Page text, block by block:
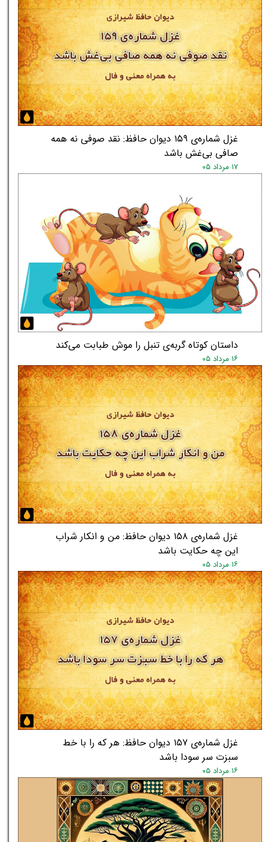
★
غزل شماره‌ی ۱۵۹ دیوان حافظ: نقد صوفی نه همه
صافی بی‌غش باشد
۱۷ مرداد ۰۵
داستان کوتاه گربه‌ی تنبل را موش طبابت می‌کند
۱۶ مرداد ۰۵
غزل شماره‌ی ۱۵۸ دیوان حافظ: من و انکار شراب
این چه حکایت باشد
۱۶ مرداد ۰۵
غزل شماره‌ی ۱۵۷ دیوان حافظ: هر که را با خط
سبزت سر سودا باشد
۱۶ مرداد ۰۵